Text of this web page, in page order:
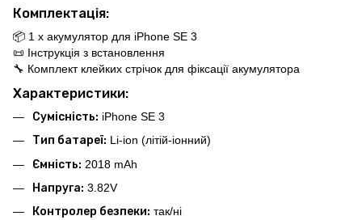
Комплектація:
📦 1 x акумулятор для iPhone SE 3
📜 Інструкція з встановлення
🔧 Комплект клейких стрічок для фіксації акумулятора
Характеристики:
Сумісність: iPhone SE 3
Тип батареї: Li-ion (літій-іонний)
Ємність: 2018 mAh
Напруга: 3.82V
Контролер безпеки: так/ні